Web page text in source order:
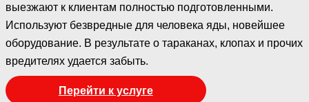
выезжают к клиентам полностью подготовленными.
Используют безвредные для человека яды, новейшее
оборудование. В результате о тараканах, клопах и прочих
вредителях удается забыть.
Перейти к услуге